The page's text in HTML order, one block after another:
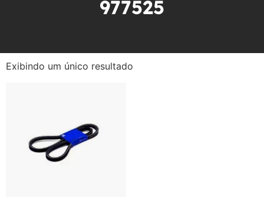
977525
Exibindo um único resultado